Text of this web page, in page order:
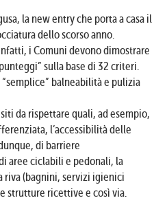
la new entry che porta a casa il
dello scorso anno.
i Comuni devono dimostrare
sulla base di 32 criteri.
balneabilità e pulizia
da rispettare quali, ad esempio,
l’accessibilità delle
di barriere
aree ciclabili e pedonali, la
riva (bagnini, servizi igienici
strutture ricettive e così via.